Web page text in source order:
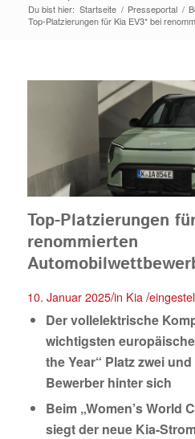
Du bist hier: Startseite / Presseportal /
Top-Platzierungen für Kia EV3* bei
Top-Platzierungen
renommierten
10. Januar 2025/in Kia /
Der vollelektrische
wichtigsten
the Year“ Platz zwei
Bewerber hinter sich
Beim „Women’s World
siegt der neue Kia-